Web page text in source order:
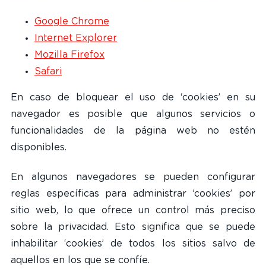
Google Chrome
Internet Explorer
Mozilla Firefox
Safari
En caso de bloquear el uso de ‘cookies’ en su
navegador es posible que algunos servicios o
funcionalidades de la página web no estén
disponibles.
En algunos navegadores se pueden configurar
reglas específicas para administrar ‘cookies’ por
sitio web, lo que ofrece un control más preciso
sobre la privacidad. Esto significa que se puede
inhabilitar ‘cookies’ de todos los sitios salvo de
aquellos en los que se confíe.